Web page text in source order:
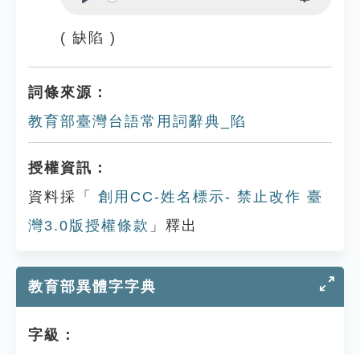
( 缺陷 )
詞條來源：
教育部臺灣台語常用詞辭典_陷
授權資訊：
資料採「
創用CC-姓名標示- 禁止改作 臺
灣3.0版授權條款 」釋出
教育部異體字字典
字級：